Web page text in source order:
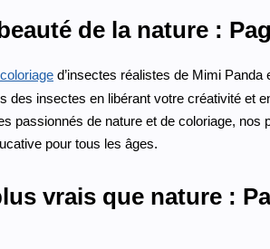
de la nature :
d’insectes réalistes de Mimi
des insectes en libérant votre créativité et
passionnés de nature et de coloriage,
pour tous les âges.
vrais que nature :